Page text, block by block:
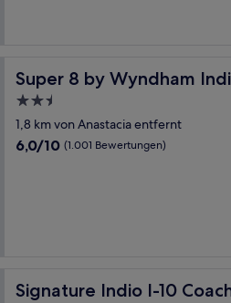
Super 8 by Wyndham
Super 8 by Wyndham Indio
2.5-
Sterne-
Unterkunft
1,8 km von Anastacia entfernt
6.0
6,0/10 (1.001 Bewertungen)
Signature Indio I-10
Signature Indio I-10 Coachella